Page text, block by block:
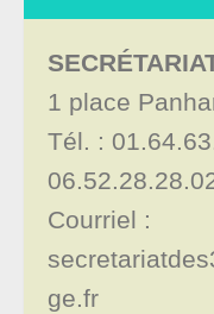
1 place
Tél. :
Courriel :
ge.fr